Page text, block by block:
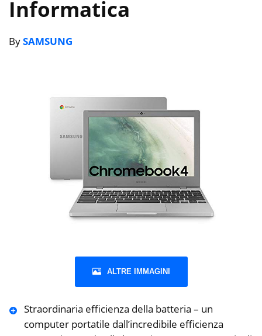
Informatica
BySAMSUNG
ALTRE IMMAGINI
Straordinaria efficienza della batteria – un
computer portatile dall’incredibile efficienza